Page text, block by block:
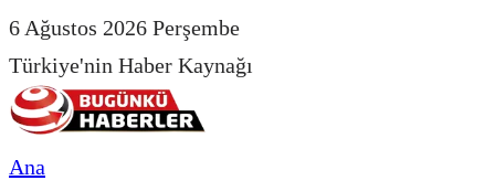
6 Ağustos 2026 Perşembe
Türkiye'nin Haber Kaynağı
Ana